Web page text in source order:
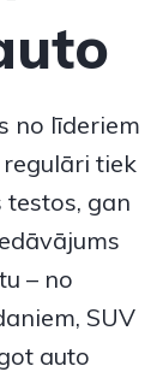
no līderiem
tiek
gan
– no
SUV
auto